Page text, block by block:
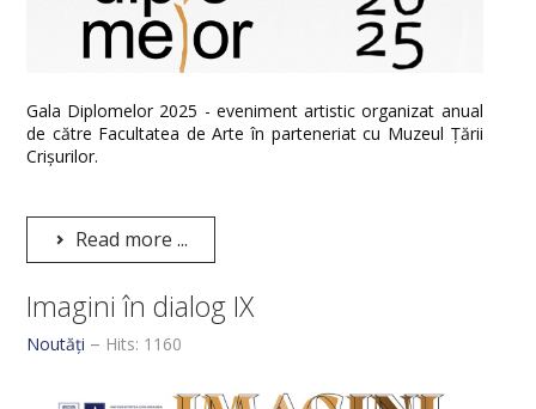
Gala Diplomelor 2025 - eveniment artistic organizat anual
de către Facultatea de Arte în parteneriat cu Muzeul Țării
Crișurilor.
Read more ...
Imagini în dialog IX
Noutăți Hits: 1160